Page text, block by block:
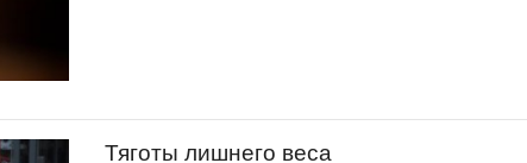
Тяготы лишнего веса